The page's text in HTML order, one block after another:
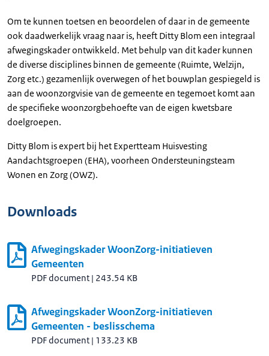
Om te kunnen toetsen en beoordelen of daar in de gemeente
ook daadwerkelijk vraag naar is, heeft Ditty Blom een integraal
afwegingskader ontwikkeld. Met behulp van dit kader kunnen
de diverse disciplines binnen de gemeente (Ruimte, Welzijn,
Zorg etc.) gezamenlijk overwegen of het bouwplan gespiegeld is
aan de woonzorgvisie van de gemeente en tegemoet komt aan
de specifieke woonzorgbehoefte van de eigen kwetsbare
doelgroepen.
Ditty Blom is expert bij het Expertteam Huisvesting
Aandachtsgroepen (EHA), voorheen Ondersteuningsteam
Wonen en Zorg (OWZ).
Downloads
Afwegingskader WoonZorg-initiatieven
Gemeenten
PDF document | 243.54 KB
Afwegingskader WoonZorg-initiatieven
Gemeenten - beslisschema
PDF document | 133.23 KB